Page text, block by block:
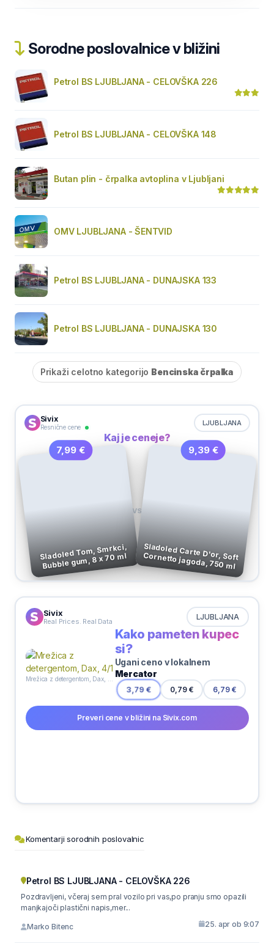
Sorodne poslovalnice v bližini
Petrol BS LJUBLJANA - CELOVŠKA 226
Petrol BS LJUBLJANA - CELOVŠKA 148
Butan plin - črpalka avtoplina v Ljubljani
OMV LJUBLJANA - ŠENTVID
Petrol BS LJUBLJANA - DUNAJSKA 133
Petrol BS LJUBLJANA - DUNAJSKA 130
Prikaži celotno kategorijo Bencinska črpalka
Sivix
Resnične cene
LJUBLJANA
Kaj je ceneje?
7,99 €
Sladoled Tom, Smrkci,
Bubble gum, 8 x 70 ml
VS
9,39 €
Sladoled Carte D'or, Soft
Cornetto jagoda, 750 ml
Sivix
Real Prices. Real Data LJUBLJANA
Kako pameten kupec
si?
Ugani ceno v lokalnem
Mercator
3,79 € 0,79 € 6,79 €
Preveri cene v bližini na Sivix.com
Komentarji sorodnih poslovalnic
Petrol BS LJUBLJANA - CELOVŠKA 226
Pozdravljeni, včeraj sem pral vozilo pri vas,po pranju smo opazili
manjkajoči plastični napis,mer...
Marko Bitenc 25. apr ob 9:07